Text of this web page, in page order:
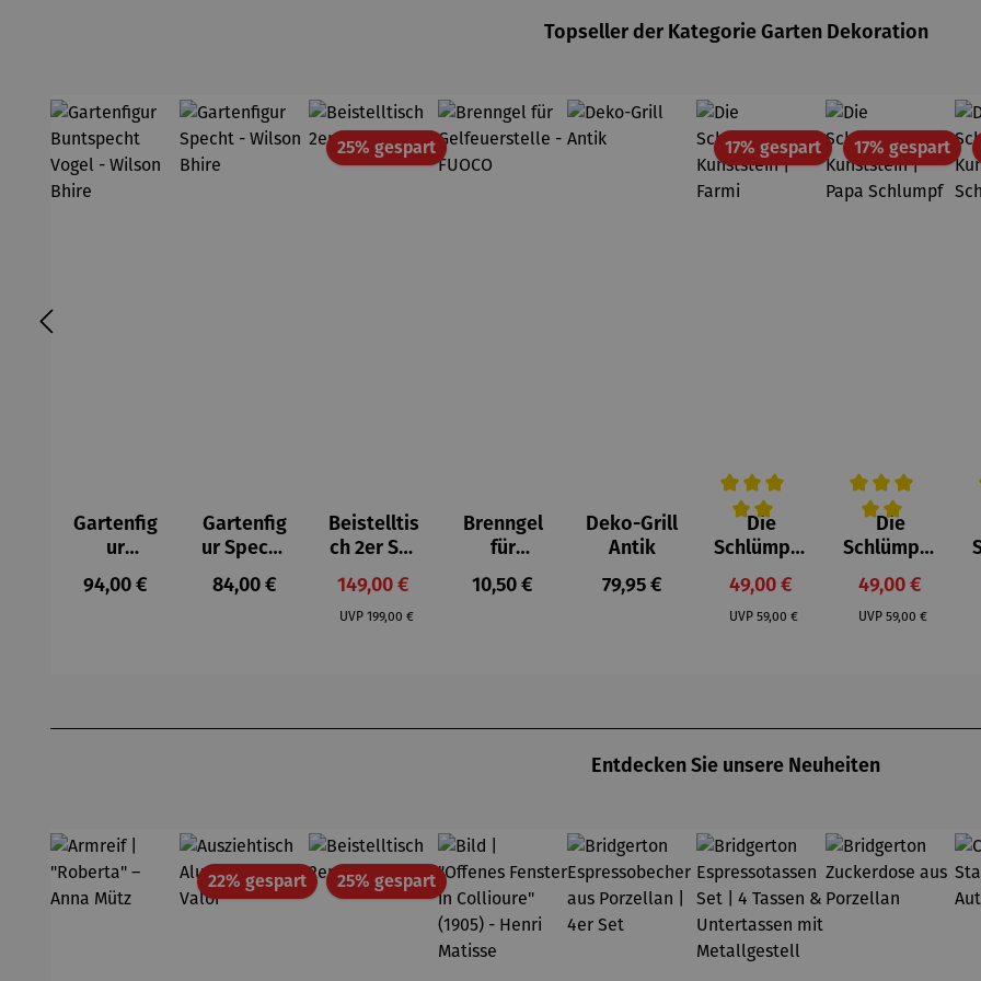
Topseller der Kategorie Garten Dekoration
Gartenfig
ur
Buntspec
ht Vogel -
Regulärer Preis:
94,00 €
Gartenfig
ur Specht
- Wilson
Bhire
Regulärer Preis:
84,00 €
25% gespartRabatt
Beistelltis
ch 2er Set
– Dalias
Verkaufspreis:
149,00 €
UVP Regulärer Preis:
199,00 €
Brenngel
für
Gelfeuerst
elle -
Regulärer Preis:
10,50 €
Deko-Grill
Antik
Regulärer Preis:
79,95 €
17% gespartRabatt
Durchschnittliche Bewertung von
Die
Schlümpfe
aus
Kunststei
n | Farmi
Verkaufspreis:
49,00 €
UVP Regulärer Preis:
59,00 €
17% gespart
Durchschnittliche
Die
Schlümpfe
aus
Kunststei
n | Papa
Verkaufspreis:
49,00 €
UVP Regulärer Preis:
59,00 €
Entdecken Sie unsere Neuheiten
22% gespartRabatt25% gespartRabatt